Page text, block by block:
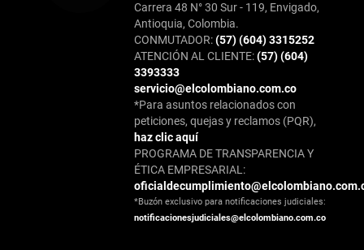
Carrera 48 N° 30 Sur - 119, Envigado,
Antioquia, Colombia.
CONMUTADOR:(57) (604) 3315252
ATENCIÓN AL CLIENTE:(57) (604)
3393333
servicio@elcolombiano.com.co
*Para asuntos relacionados con
peticiones, quejas y reclamos (PQR),
haz clic aquí
PROGRAMA DE TRANSPARENCIA Y
ÉTICA EMPRESARIAL:
*Buzón exclusivo para notificaciones judiciales:
notificacionesjudiciales@elcolombiano.com.co